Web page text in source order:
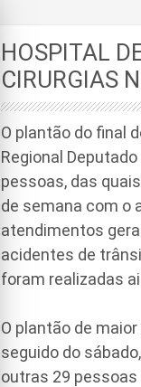
HOSPITAL
CIRURGIAS
O plantão do final
Regional
pessoas, das
de semana com o
atendimentos
acidentes de
foram realizadas
O plantão de
seguido do
outras 29